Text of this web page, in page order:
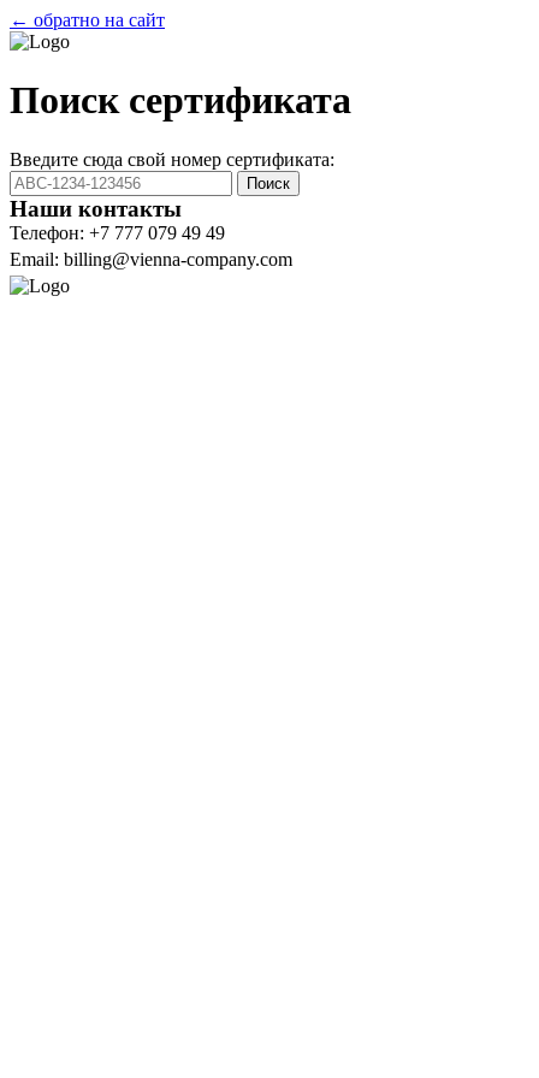
← обратно на сайт
Поиск сертификата
Введите сюда свой номер сертификата:
Поиск
Наши контакты
Телефон: +7 777 079 49 49
Email: billing@vienna-company.com